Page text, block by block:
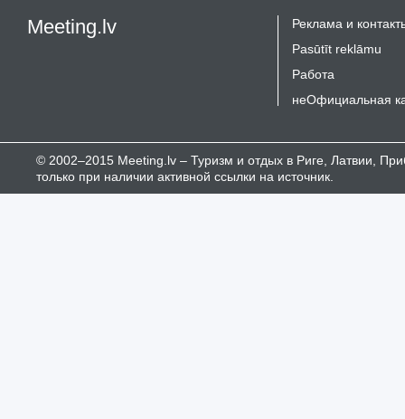
Meeting.lv
Реклама и
Pasūtīt reklāmu
Работа
неОфициальная
© 2002–2015 Meeting.lv – Туризм и отдых в Риге, Латвии,
только при наличии активной ссылки на источник.